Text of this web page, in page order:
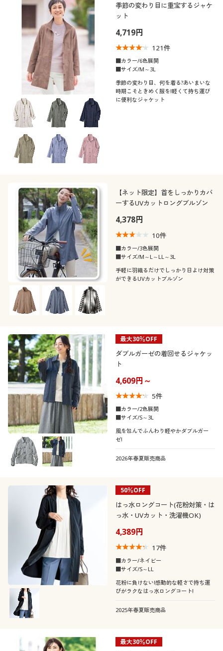
季節の変わり目に重宝するジャケ
ット
4,719円
121件
■カラー/6色展開
■サイズ/M～3L
季節の変わり目、何を着る?あいまいな
時期こそときめく服を!軽くて持ち運び
に便利なジャケット
【ネット限定】首をしっかりカバ
ーするUVカットロングブルゾン
4,378円
10件
■カラー/3色展開
■サイズ/M～L～LL～3L
手軽に羽織るだけでしっかり日よけ対策
ができるUVカットブルゾン
最大30％OFF
ダブルガーゼの着回せるジャケッ
ト
4,609円～
5件
■カラー/2色展開
■サイズ/S～3L
風を包んでふんわり軽やかダブルガー
ゼ!
2026年春夏販売商品
50％OFF
はっ水ロングコート(花粉対策・は
っ水・UVカット・洗濯機OK)
4,389円
17件
■カラー/ネイビー
■サイズ/S～LL
花粉に負けない!感動的な軽さで持ち運
びがラクなはっ水ロングコート!
2025年春夏販売商品
最大30％OFF